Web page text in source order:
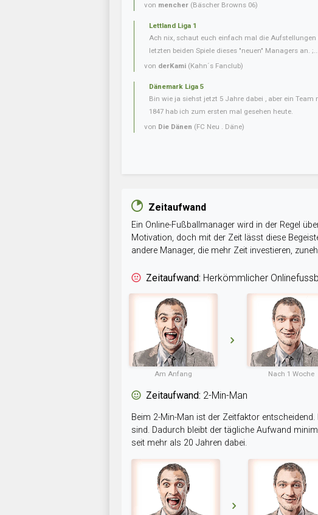
von mencher (Bäscher Browns 06)
Lettland Liga 1
Ach nix, schaut euch einfach mal die Aufstellungen
letzten beiden Spiele dieses "neuen" Managers an. ;...
von derKami (Kahn´s Fanclub)
Dänemark Liga 5
Bin wie ja siehst jetzt 5 Jahre dabei , aber ein Team
1847 hab ich zum ersten mal gesehen heute.
von Die Dänen (FC Neu . Däne)
Zeitaufwand
Ein Online-Fußballmanager wird in der Regel
Motivation, doch mit der Zeit lässt diese
andere Manager, die mehr Zeit investieren,
Zeitaufwand: Herkömmlicher
Am Anfang Nach 1 Woche
Zeitaufwand: 2-Min-Man
Beim 2-Min-Man ist der Zeitfaktor
sind. Dadurch bleibt der tägliche Aufwand
seit mehr als 20 Jahren dabei.